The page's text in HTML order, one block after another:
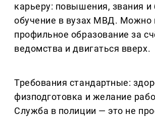
карьеру: повышения, звания и
обучение в вузах МВД. Можно
профильное образование за
ведомства и двигаться вверх.
Требования стандартные:
физподготовка и желание
Служба в полиции — это не